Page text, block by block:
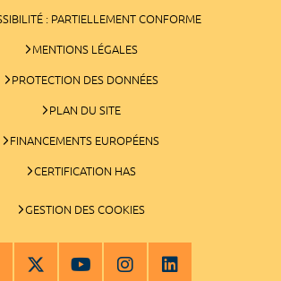
: PARTIELLEMENT CONFORME
MENTIONS LÉGALES
PROTECTION DES DONNÉES
PLAN DU SITE
FINANCEMENTS EUROPÉENS
CERTIFICATION HAS
GESTION DES COOKIES